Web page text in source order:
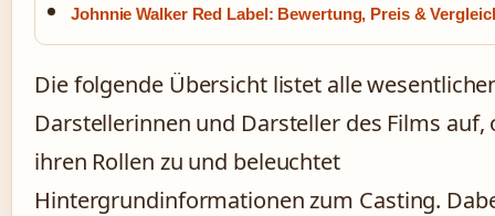
Johnnie Walker Red Label: Bewertung, Preis &
Die folgende Übersicht listet alle
Darstellerinnen und Darsteller des Films auf,
ihren Rollen zu und beleuchtet
Hintergrundinformationen zum Casting.